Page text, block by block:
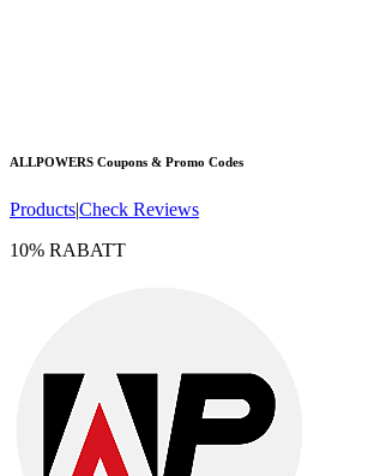
ALLPOWERS Coupons & Promo Codes
Products|Check Reviews
10% RABATT